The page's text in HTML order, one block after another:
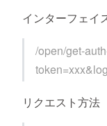
インターフェイ
/open/get-
リクエスト方法